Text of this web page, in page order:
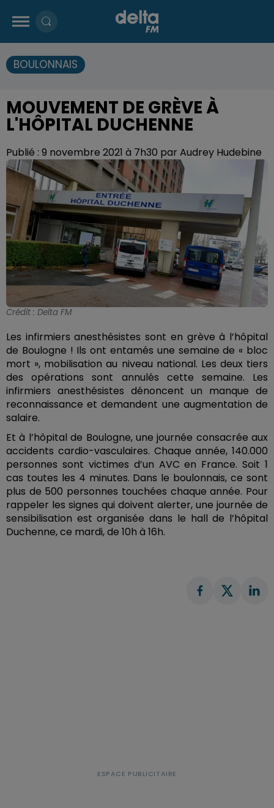
BOULONNAIS
MOUVEMENT DE GRÈVE À
L'HÔPITAL DUCHENNE
Publié : 9 novembre 2021 à 7h30 par Audrey Hudebine
Crédit : Delta FM
Les infirmiers anesthésistes sont en grève à l’hôpital
de Boulogne ! Ils ont entamés une semaine de « bloc
mort », mobilisation au niveau national. Les deux tiers
des opérations sont annulés cette semaine. Les
infirmiers anesthésistes dénoncent un manque de
reconnaissance et demandent une augmentation de
salaire.
Et à l’hôpital de Boulogne, une journée consacrée aux
accidents cardio-vasculaires. Chaque année, 140.000
personnes sont victimes d’un AVC en France. Soit 1
cas toutes les 4 minutes. Dans le boulonnais, ce sont
plus de 500 personnes touchées chaque année. Pour
rappeler les signes qui doivent alerter, une journée de
sensibilisation est organisée dans le hall de l’hôpital
Duchenne, ce mardi, de 10h à 16h.